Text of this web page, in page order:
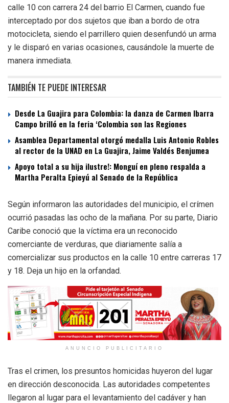
calle 10 con carrera 24 del barrio El Carmen, cuando fue
interceptado por dos sujetos que iban a bordo de otra
motocicleta, siendo el parrillero quien desenfundó un arma
y le disparó en varias ocasiones, causándole la muerte de
manera inmediata.
TAMBIÉN TE PUEDE INTERESAR
Desde La Guajira para Colombia: la danza de Carmen Ibarra
Campo brilló en la feria ‘Colombia son las Regiones
Asamblea Departamental otorgó medalla Luis Antonio Robles
al rector de la UNAD en La Guajira, Jaime Valdés Benjumea
Apoyo total a su hija ilustre!: Monguí en pleno respalda a
Martha Peralta Epieyú al Senado de la República
Según informaron las autoridades del municipio, el crímen
ocurrió pasadas las ocho de la mañana. Por su parte, Diario
Caribe conoció que la víctima era un reconocido
comerciante de verduras, que diariamente salía a
comercializar sus productos en la calle 10 entre carreras 17
y 18. Deja un hijo en la orfandad.
ANUNCIO PUBLICITARIO
Tras el crimen, los presuntos homicidas huyeron del lugar
en dirección desconocida. Las autoridades competentes
llegaron al lugar para el levantamiento del cadáver y han